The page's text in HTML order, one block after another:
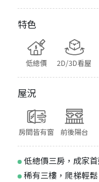
特色
低總價 2D/3D看屋
屋況
房間皆有窗 前後陽台
低總價三房，成家
稀有三樓，爬梯輕鬆